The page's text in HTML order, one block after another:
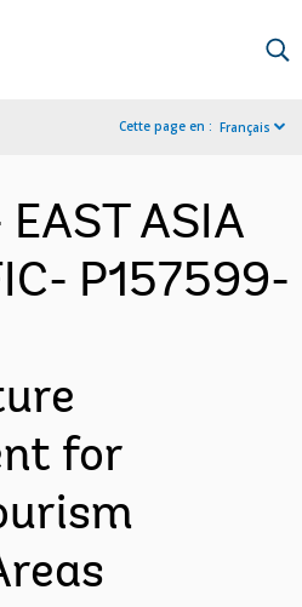
Cette page en : Français
ASIA
P157599-
for